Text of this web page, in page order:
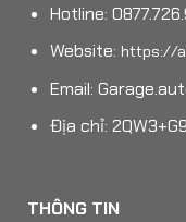
Hotline:
Website: https://
Email:
Địa chỉ:
THÔNG TIN